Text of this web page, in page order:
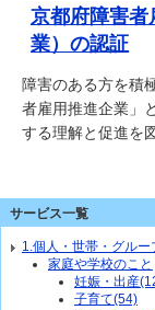
京都府障害者
業）の認証
障害のある方を積
者雇用推進企業」
する理解と促進を
サービス一覧
1.個人・世帯・グルー
家庭や学校のこと
妊娠・出産
子育て(54)